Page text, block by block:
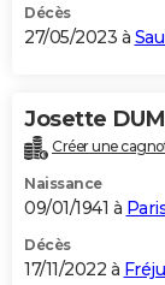
Décès
27/05/2023 à
Josette
Créer une
Naissance
09/01/1941 à
Décès
17/11/2022 à